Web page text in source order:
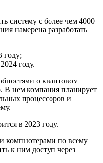
систему с более чем 4000
намерена разработать
году;
году.
о квантовом
В нем компания планирует
процессоров и
в 2023 году.
компьютерами по всему
к ним доступ через